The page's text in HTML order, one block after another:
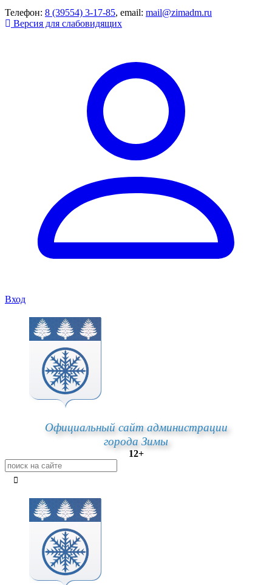
Телефон: 8 (39554) 3-17-85, email: mail@zimadm.ru
Версия для слабовидящих
Вход
Официальный сайт администрации
города Зимы
12+